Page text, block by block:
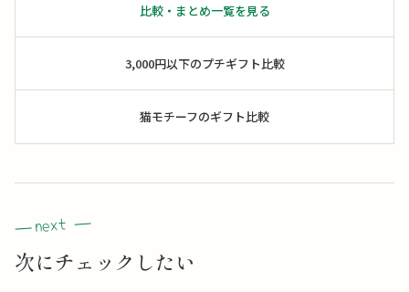
比較・まとめ一覧を見る
3,000円以下のプチギフト比較
猫モチーフのギフト比較
次にチェックしたい